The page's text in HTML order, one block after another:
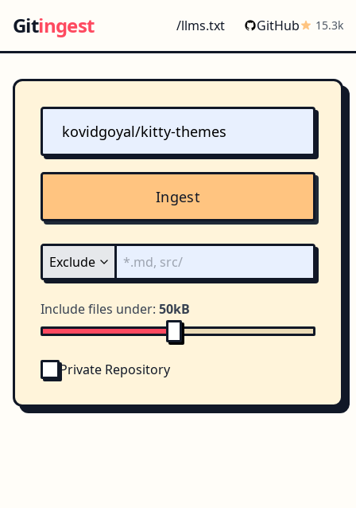
Gitingest /llms.txt GitHub 15.3k
Ingest
Include files under: 50kB
Private Repository